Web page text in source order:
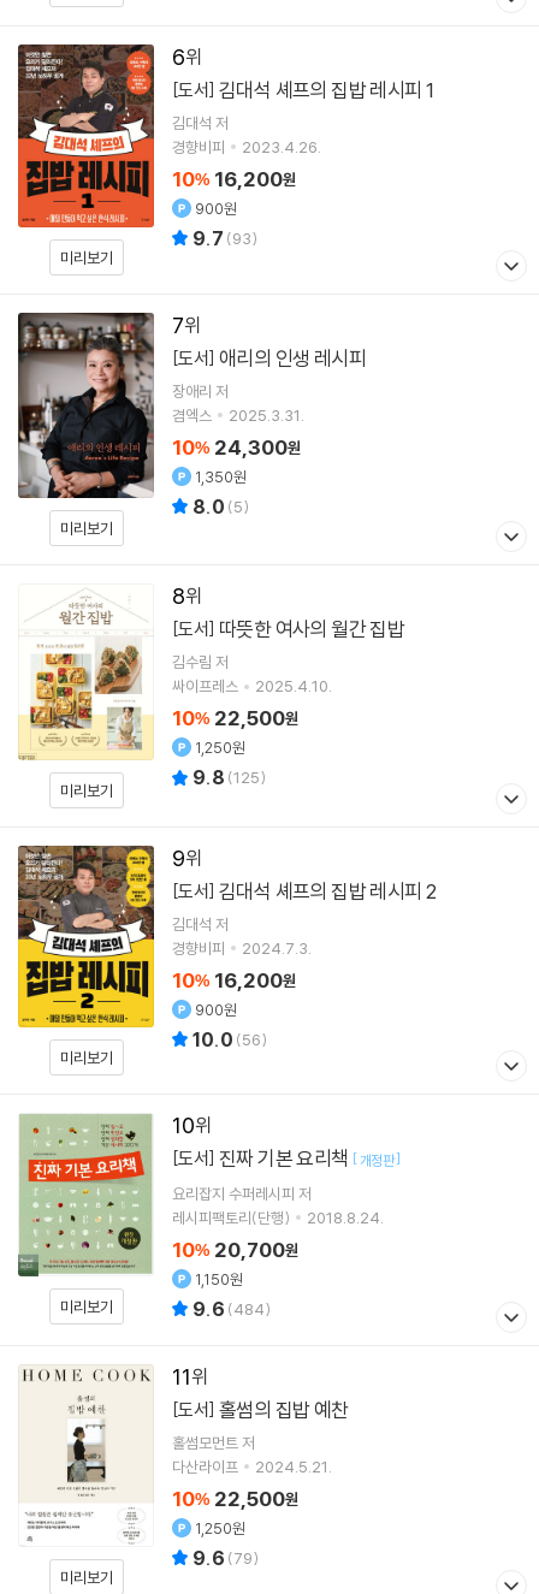
6
미리보기
[도서] 김대석 셰프의 집밥 레시피 1
김대석 저
경향비피
2023.4.26.
10% 16,200원
900원
9.7 (93)
7
미리보기
[도서] 애리의 인생 레시피
장애리 저
겸엑스
2025.3.31.
10% 24,300원
1,350원
8.0 (5)
8
미리보기
[도서] 따뜻한 여사의 월간 집밥
김수림 저
싸이프레스
2025.4.10.
10% 22,500원
1,250원
9.8 (125)
9
미리보기
[도서] 김대석 셰프의 집밥 레시피 2
김대석 저
경향비피
2024.7.3.
10% 16,200원
900원
10.0 (56)
10
미리보기
[도서] 진짜 기본 요리책 [개정판]
요리잡지 수퍼레시피 저
레시피팩토리(단행)
2018.8.24.
10% 20,700원
1,150원
9.6 (484)
11
미리보기
[도서] 홀썸의 집밥 예찬
홀썸모먼트 저
다산라이프
2024.5.21.
10% 22,500원
1,250원
9.6 (79)